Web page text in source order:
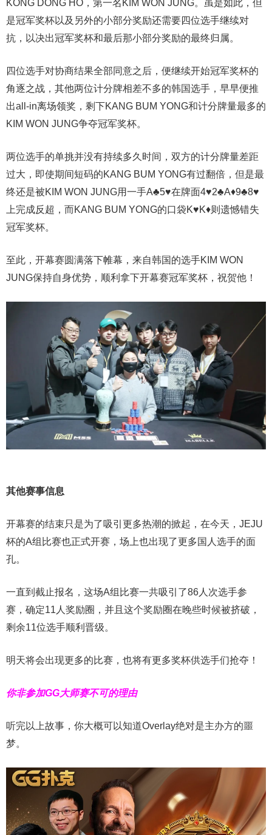
KONG DONG HO，第一名KIM WON JUNG。虽是如此，但
是冠军奖杯以及另外的小部分奖励还需要四位选手继续对
抗，以决出冠军奖杯和最后那小部分奖励的最终归属。
四位选手对协商结果全部同意之后，便继续开始冠军奖杯的
角逐之战，其他两位计分牌相差不多的韩国选手，早早便推
出all-in离场领奖，剩下KANG BUM YONG和计分牌量最多的
KIM WON JUNG争夺冠军奖杯。
两位选手的单挑并没有持续多久时间，双方的计分牌量差距
过大，即使期间短码的KANG BUM YONG有过翻倍，但是最
终还是被KIM WON JUNG用一手A♣️5♥️在牌面4♥️2♣️A♦️9♣️8♥️
上完成反超，而KANG BUM YONG的口袋K♥️K♦️则遗憾错失
冠军奖杯。
至此，开幕赛圆满落下帷幕，来自韩国的选手KIM WON
JUNG保持自身优势，顺利拿下开幕赛冠军奖杯，祝贺他！
其他赛事信息
开幕赛的结束只是为了吸引更多热潮的掀起，在今天，JEJU
杯的A组比赛也正式开赛，场上也出现了更多国人选手的面
孔。
一直到截止报名，这场A组比赛一共吸引了86人次选手参
赛，确定11人奖励圈，并且这个奖励圈在晚些时候被挤破，
剩余11位选手顺利晋级。
明天将会出现更多的比赛，也将有更多奖杯供选手们抢夺！
你非参加GG大师赛不可的理由
听完以上故事，你大概可以知道Overlay绝对是主办方的噩
梦。